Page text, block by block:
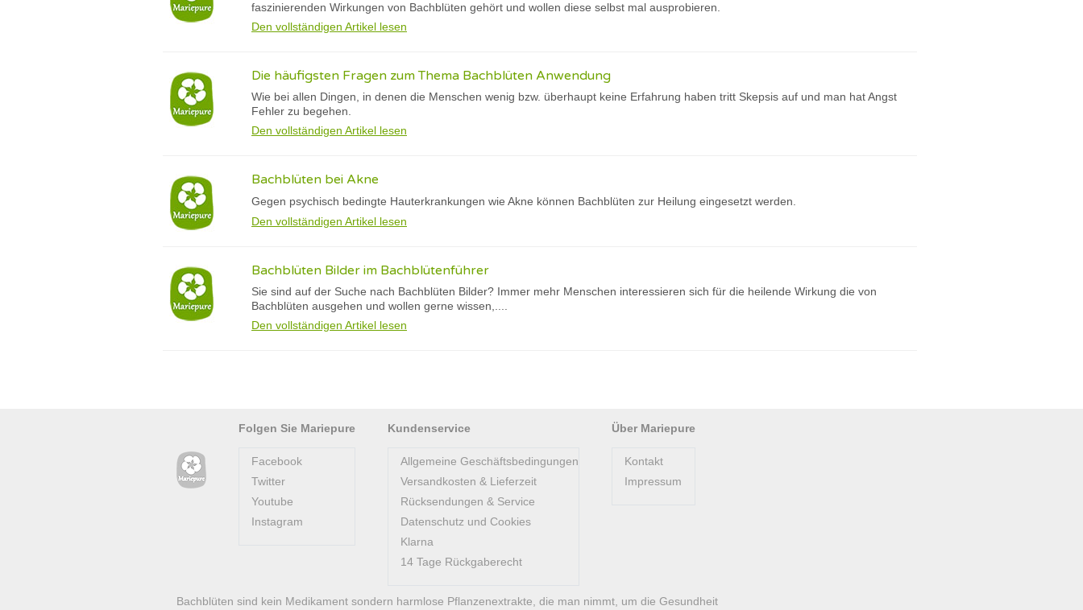
faszinierenden Wirkungen von Bachblüten gehört und wollen diese selbst mal ausprobieren.
Den vollständigen Artikel lesen
Die häufigsten Fragen zum Thema Bachblüten Anwendung
Wie bei allen Dingen, in denen die Menschen wenig bzw. überhaupt keine Erfahrung haben tritt Skepsis auf und man hat Angst
Fehler zu begehen.
Den vollständigen Artikel lesen
Bachblüten bei Akne
Gegen psychisch bedingte Hauterkrankungen wie Akne können Bachblüten zur Heilung eingesetzt werden.
Den vollständigen Artikel lesen
Bachblüten Bilder im Bachblütenführer
Sie sind auf der Suche nach Bachblüten Bilder? Immer mehr Menschen interessieren sich für die heilende Wirkung die von
Bachblüten ausgehen und wollen gerne wissen,....
Den vollständigen Artikel lesen
Folgen Sie Mariepure
Facebook
Twitter
Youtube
Instagram
Kundenservice
Allgemeine Geschäftsbedingungen
Versandkosten & Lieferzeit
Rücksendungen & Service
Datenschutz und Cookies
Klarna
14 Tage Rückgaberecht
Über Mariepure
Kontakt
Impressum
Bachblüten sind kein Medikament sondern harmlose Pflanzenextrakte, die man nimmt, um die Gesundheit